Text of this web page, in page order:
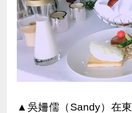
▲吳姍儒（Sandy）在